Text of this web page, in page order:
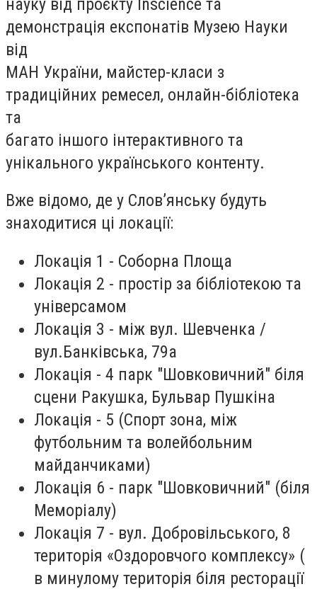
демонстрація експонатів Музею Науки
від
МАН України, майстер-класи з
традиційних ремесел, онлайн-бібліотека
та
багато іншого інтерактивного та
унікального українського контенту.
Вже відомо, де у Слов’янську будуть
знаходитися ці локації:
Локація 1 - Соборна Площа
Локація 2 - простір за бібліотекою та
універсамом
Локація 3 - мiж вул. Шевченка /
вул.Банківська, 79а
Локація - 4 парк "Шовковичний" біля
сцени Ракушка, Бульвар Пушкіна
Локація - 5 (Спорт зона, між
футбольним та волейбольним
майданчиками)
Локація 6 - парк "Шовковичний" (біля
Меморіалу)
Локація 7 - вул. Добровільського, 8
територія «Оздоровчого комплексу» (
в минулому територія біля ресторації